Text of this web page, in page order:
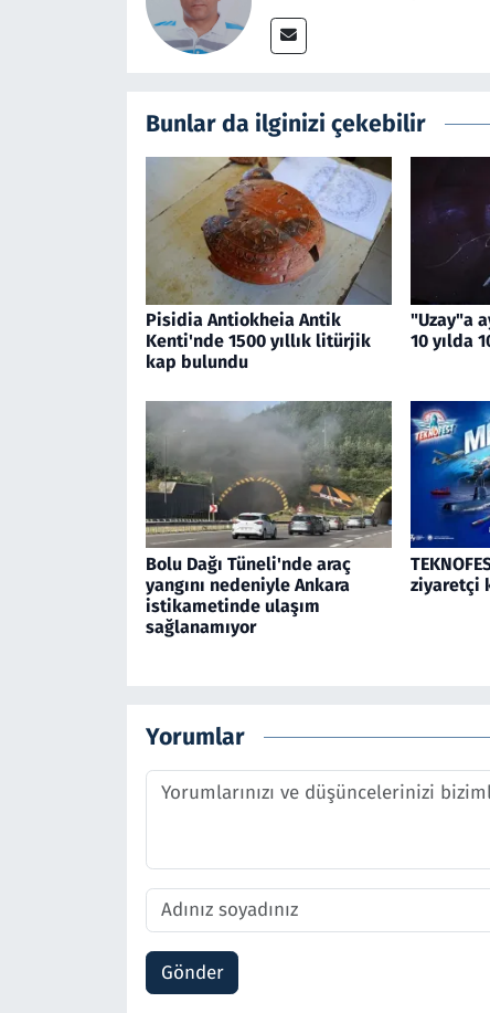
Bunlar da ilginizi çekebilir
Pisidia Antiokheia Antik
Kenti'nde 1500 yıllık litürjik
kap bulundu
"Uzay"a
10 yılda
Bolu Dağı Tüneli'nde araç
yangını nedeniyle Ankara
istikametinde ulaşım
sağlanamıyor
ziyaretçi
Yorumlar
Gönder